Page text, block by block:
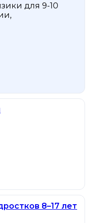
для 9-10
8–17 лет